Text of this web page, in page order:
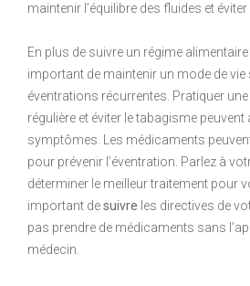
maintenir l’équilibre des fluides et
En plus de suivre un régime
important de maintenir un mode de vie
éventrations récurrentes. Pratiquer
régulière et éviter le tabagisme peuvent
symptômes. Les médicaments
pour prévenir l’éventration. Parlez à
déterminer le meilleur traitement pour
important desuivre les directives de
pas prendre de médicaments sans
médecin.